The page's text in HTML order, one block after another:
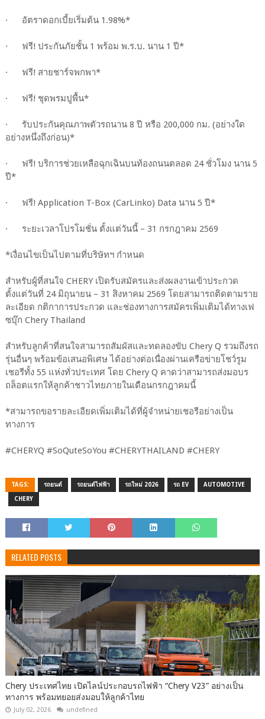
· อัตราดอกเบี้ยเริ่มต้น 1.98%*
· ฟรี! ประกันภัยชั้น 1 พร้อม พ.ร.บ. นาน 1 ปี*
· ฟรี! สายชาร์จพกพา*
· ฟรี! ชุดพรมปูพื้น*
· รับประกันคุณภาพตัวรถนาน 8 ปี หรือ 200,000 กม. (อย่างใด
อย่างหนึ่งถึงก่อน)*
· ฟรี! บริการช่วยเหลือฉุกเฉินบนท้องถนนตลอด 24 ชั่วโมง นาน 5
ปี*
· ฟรี! Application T-Box (CarLinko) Data นาน 5 ปี*
· ระยะเวลาโปรโมชั่น ตั้งแต่วันนี้ – 31 กรกฎาคม 2569
*เงื่อนไขเป็นไปตามที่บริษัทฯ กำหนด
สำหรับผู้ที่สนใจ CHERY เปิดรับสมัครและส่งผลงานเข้าประกวด
ตั้งแต่วันที่ 24 มิถุนายน – 31 สิงหาคม 2569 โดยสามารถติดตามราย
ละเอียด กติกาการประกวด และช่องทางการสมัครเพิ่มเติมได้ทางเฟ
ซบุ๊ก Chery Thailand
สำหรับลูกค้าที่สนใจสามารถสัมผัสและทดลองขับ Chery Q รวมถึงรถ
รุ่นอื่นๆ พร้อมข้อเสนอพิเศษ ได้อย่างต่อเนื่องผ่านเครือข่ายโชว์รูม
เชอรีทั้ง 55 แห่งทั่วประเทศ โดย Chery Q คาดว่าสามารถส่งมอบร
ถล็อตแรกให้ลูกค้าชาวไทยภายในเดือนกรกฎาคมนี้
*สามารถขอรายละเอียดเพิ่มเติมได้ที่ผู้จำหน่ายเชอรีอย่างเป็น
ทางการ
#CHERYQ #SoQuteSoYou #CHERYTHAILAND #CHERY
TAGS: รถยนต์ รถยนต์ไฟฟ้า รถใหม่ 2026 รถ EV AUTOMOTIVE
CHERY
RELATED POSTS
Chery ประเทศไทย เปิดไลน์ประกอบรถไฟฟ้า “Chery V23” อย่างเป็น
ทางการ พร้อมทยอยส่งมอบให้ลูกค้าไทย
July 02, 2026 undefined